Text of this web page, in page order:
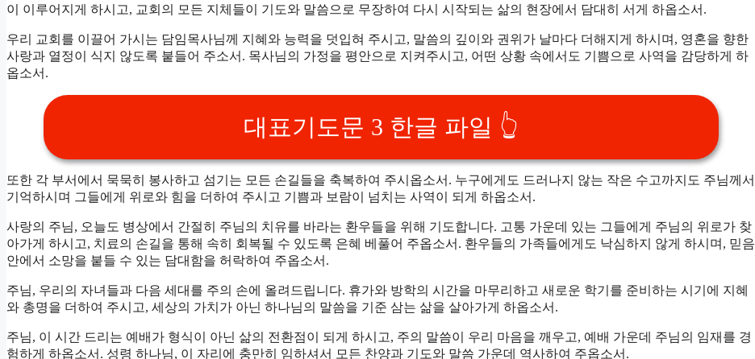
이 이루어지게 하시고, 교회의 모든 지체들이 기도와 말씀으로 무장하여 다시 시작되는 삶의 현장에서 담대히 서게 하옵소서.
우리 교회를 이끌어 가시는 담임목사님께 지혜와 능력을 덧입혀 주시고, 말씀의 깊이와 권위가 날마다 더해지게 하시며, 영혼을 향한
사랑과 열정이 식지 않도록 붙들어 주소서. 목사님의 가정을 평안으로 지켜주시고, 어떤 상황 속에서도 기쁨으로 사역을 감당하게 하
옵소서.
대표기도문 3 한글 파일 👆
또한 각 부서에서 묵묵히 봉사하고 섬기는 모든 손길들을 축복하여 주시옵소서. 누구에게도 드러나지 않는 작은 수고까지도 주님께서
기억하시며 그들에게 위로와 힘을 더하여 주시고 기쁨과 보람이 넘치는 사역이 되게 하옵소서.
사랑의 주님, 오늘도 병상에서 간절히 주님의 치유를 바라는 환우들을 위해 기도합니다. 고통 가운데 있는 그들에게 주님의 위로가 찾
아가게 하시고, 치료의 손길을 통해 속히 회복될 수 있도록 은혜 베풀어 주옵소서. 환우들의 가족들에게도 낙심하지 않게 하시며, 믿음
안에서 소망을 붙들 수 있는 담대함을 허락하여 주옵소서.
주님, 우리의 자녀들과 다음 세대를 주의 손에 올려드립니다. 휴가와 방학의 시간을 마무리하고 새로운 학기를 준비하는 시기에 지혜
와 총명을 더하여 주시고, 세상의 가치가 아닌 하나님의 말씀을 기준 삼는 삶을 살아가게 하옵소서.
주님, 이 시간 드리는 예배가 형식이 아닌 삶의 전환점이 되게 하시고, 주의 말씀이 우리 마음을 깨우고, 예배 가운데 주님의 임재를 경
험하게 하옵소서. 성령 하나님, 이 자리에 충만히 임하셔서 모든 찬양과 기도와 말씀 가운데 역사하여 주옵소서.